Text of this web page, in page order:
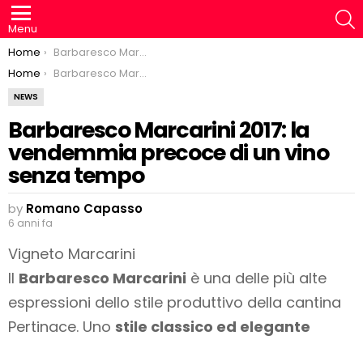
Menu
You are here:
Home
Barbaresco Marcarini 2017: la vendemmia precoce di un vino senza tempo
You are here:
Home Barbaresco Marcarini 2017: la vendemmia precoce di un vino senza tempo
NEWS
Barbaresco Marcarini 2017: la
vendemmia precoce di un vino
senza tempo
by Romano Capasso
6 anni fa
Vigneto Marcarini
Il Barbaresco Marcarini è una delle più alte
espressioni dello stile produttivo della cantina
Pertinace. Uno stile classico ed elegante